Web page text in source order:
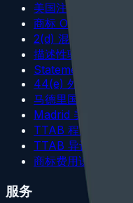
美国注册
商标 OA 答复
2(d) 混淆驳回
描述性驳回
Statement of Use
44(e) 外国注册基础
马德里国际注册
Madrid 美国驳回
TTAB 程序
TTAB 异议/撤销策略
商标费用说明
服务